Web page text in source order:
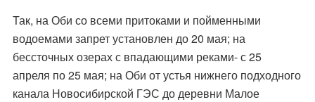
Так, на Оби со всеми притоками и пойменными
водоемами запрет установлен до 20 мая; на
бессточных озерах с впадающими реками- с 25
апреля по 25 мая; на Оби от устья нижнего подходного
канала Новосибирской ГЭС до деревни Малое